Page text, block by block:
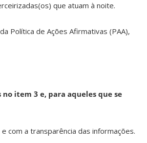
que atuam à noite.
Política de Ações Afirmativas (PAA),
item 3 e, para aqueles que se
com a transparência das informações.